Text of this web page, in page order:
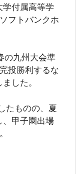
付属高等学
フトバンクホ
の九州大会準
投勝利するな
した。
たものの、夏
甲子園出場